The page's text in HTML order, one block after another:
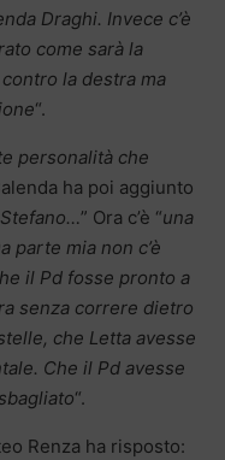
Draghi. Invece c’è
come sarà la
la destra ma
“.
personalità che
ha poi aggiunto
” Ora c’è “una
parte mia non c’è
il Pd fosse pronto a
senza correre dietro
che Letta avesse
Che il Pd avesse
“.
Renza ha risposto: